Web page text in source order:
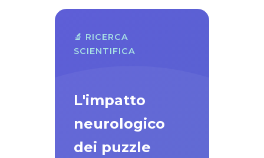
🔬 RICERCA
SCIENTIFICA
L'impatto
neurologico
dei puzzle